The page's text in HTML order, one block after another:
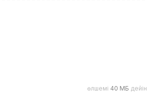
өлшемі 40 МБ дейін